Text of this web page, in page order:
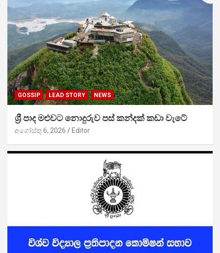
GOSSIP LEAD STORY NEWS
ශ්‍රී පාද මළුවට නොදුරුව පස් කන්දක් කඩා වැටේ
අගෝස්තු 6, 2026 Editor